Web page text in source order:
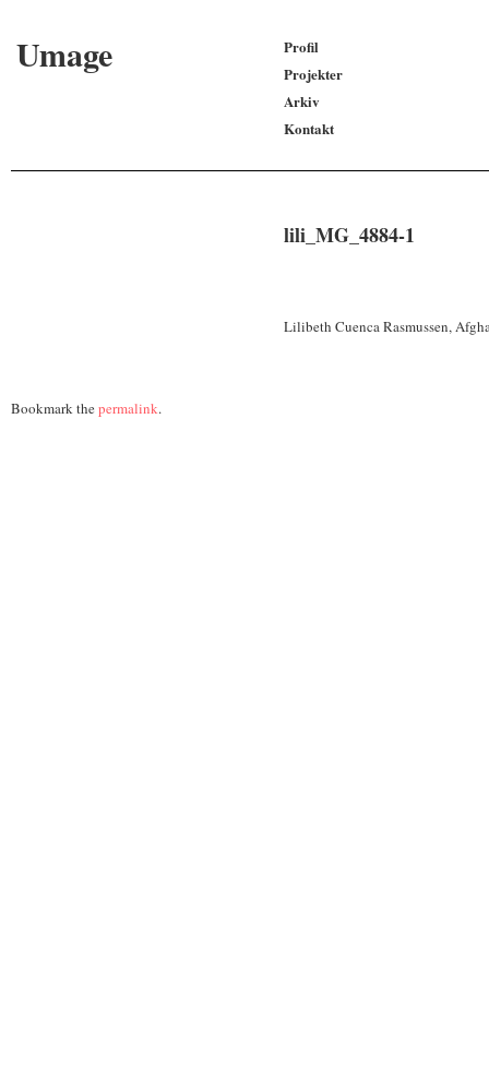
Umage
Profil
Projekter
Arkiv
Kontakt
lili_MG_4884-1
Lilibeth Cuenca Rasmussen,
Bookmark thepermalink.